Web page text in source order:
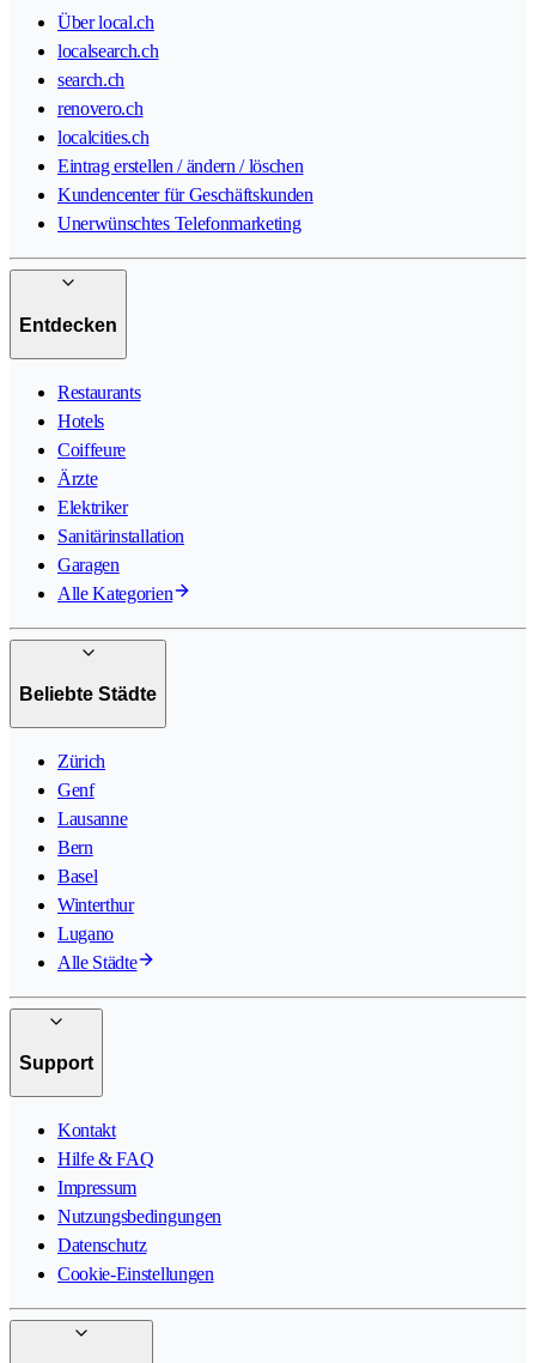
Über local.ch
localsearch.ch
search.ch
renovero.ch
localcities.ch
Eintrag erstellen / ändern / löschen
Kundencenter für Geschäftskunden
Unerwünschtes Telefonmarketing
Entdecken
Restaurants
Hotels
Coiffeure
Ärzte
Elektriker
Sanitärinstallation
Garagen
Alle Kategorien
Beliebte Städte
Zürich
Genf
Lausanne
Bern
Basel
Winterthur
Lugano
Alle Städte
Support
Kontakt
Hilfe & FAQ
Impressum
Nutzungsbedingungen
Datenschutz
Cookie-Einstellungen